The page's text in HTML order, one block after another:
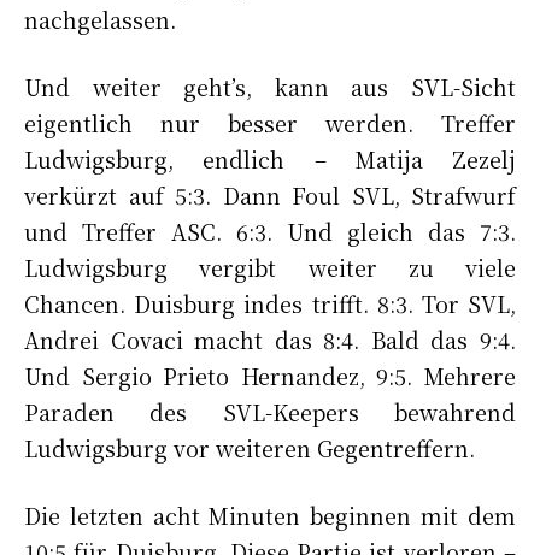
nachgelassen.
Und weiter geht’s, kann aus SVL-Sicht
eigentlich nur besser werden. Treffer
Ludwigsburg, endlich – Matija Zezelj
verkürzt auf 5:3. Dann Foul SVL, Strafwurf
und Treffer ASC. 6:3. Und gleich das 7:3.
Ludwigsburg vergibt weiter zu viele
Chancen. Duisburg indes trifft. 8:3. Tor SVL,
Andrei Covaci macht das 8:4. Bald das 9:4.
Und Sergio Prieto Hernandez, 9:5. Mehrere
Paraden des SVL-Keepers bewahrend
Ludwigsburg vor weiteren Gegentreffern.
Die letzten acht Minuten beginnen mit dem